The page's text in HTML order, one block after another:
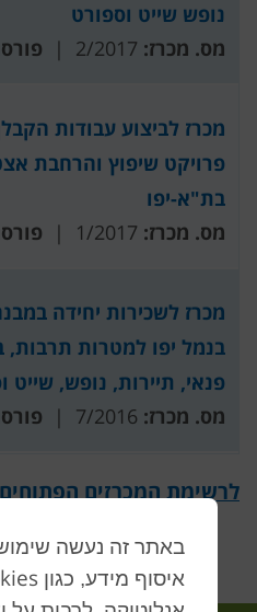
באתר זה נעשה שימוש
איסוף מידע, כגון
נופש שייט וספורט
מס. מכרז:
מכרז לביצוע עבודות
פרויקט שיפוץ והרחבת
בת"א-יפו
מס. מכרז:
בנמל יפו למטרות תרבות,
פנאי, תיירות, נופש, שייט
מס. מכרז:
לרשימת המכרזים